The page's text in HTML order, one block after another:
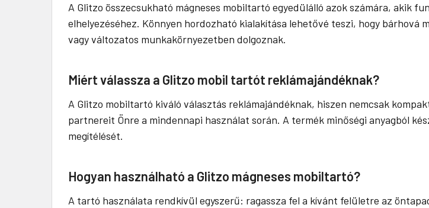
A Glitzo összecsukható mágneses mobiltartó egyedülálló azok számára, akik
elhelyezéséhez. Könnyen hordozható kialakítása lehetővé teszi, hogy bárhová
vagy változatos munkakörnyezetben dolgoznak.
Miért válassza a Glitzo mobil tartót reklámajándéknak?
A Glitzo mobiltartó kiváló választás reklámajándéknak, hiszen nemcsak
partnereit Önre a mindennapi használat során. A termék minőségi anyagból
megítélését.
Hogyan használható a Glitzo mágneses mobiltartó?
A tartó használata rendkívül egyszerű: ragassza fel a kívánt felületre az